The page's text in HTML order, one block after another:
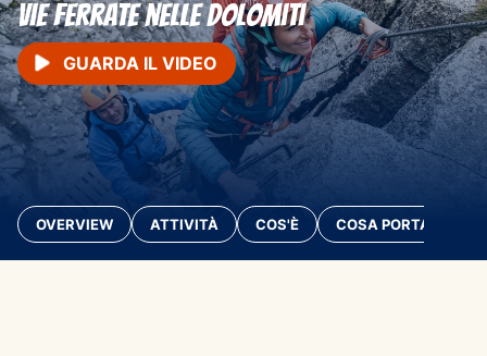
Vie Ferrate nelle Dolomiti
GUARDA IL VIDEO
OVERVIEW ATTIVITÀ COS'È COSA PORTARE